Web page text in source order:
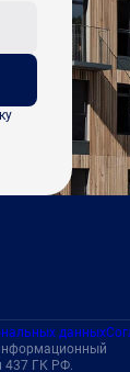
данных
437 ГК РФ.